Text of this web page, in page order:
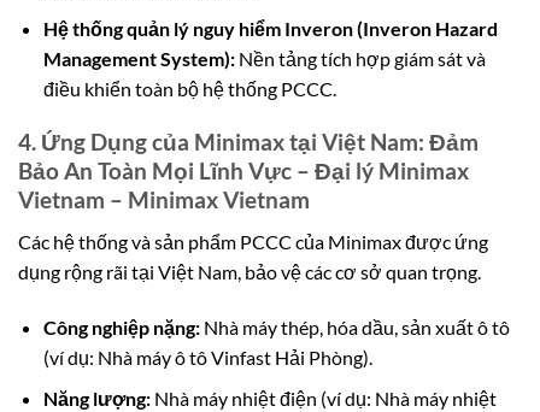
Hệ thống quản lý nguy hiểm Inveron (Inveron Hazard
Management System):Nền tảng tích hợp giám sát và
điều khiển toàn bộ hệ thống PCCC.
4. Ứng Dụng của Minimax tại Việt Nam: Đảm
Bảo An Toàn Mọi Lĩnh Vực – Đại lý Minimax
Vietnam – Minimax Vietnam
Các hệ thống và sản phẩm PCCC của Minimax được ứng
dụng rộng rãi tại Việt Nam, bảo vệ các cơ sở quan trọng.
Công nghiệp nặng:Nhà máy thép, hóa dầu, sản xuất ô tô
(ví dụ: Nhà máy ô tô Vinfast Hải Phòng).
Năng lượng:Nhà máy nhiệt điện (ví dụ: Nhà máy nhiệt